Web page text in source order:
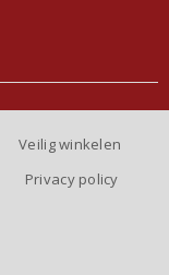
Veilig winkelen
Privacy policy